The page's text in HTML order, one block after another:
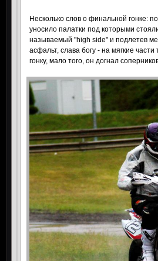
Несколько слов о финальной гонке:
уносило палатки под которыми
называемый "high side" и подлетев
асфальт, слава богу - на мягкие
гонку, мало того, он догнал